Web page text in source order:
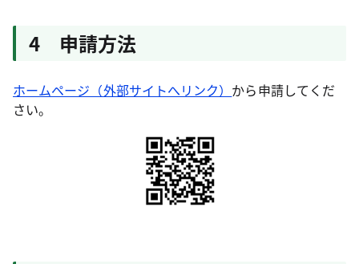
4 申請方法
ホームページ（外部サイトへリンク） から申請してくだ
さい。